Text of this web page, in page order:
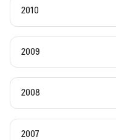
2010
2009
2008
2007